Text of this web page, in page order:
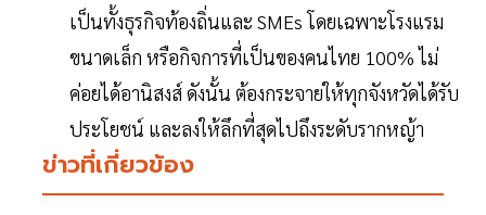
เป็นทั้งธุรกิจท้องถิ่นและ SMEs โดยเฉพาะโรงแรม
ขนาดเล็ก หรือกิจการที่เป็นของคนไทย 100% ไม่
ค่อยได้อานิสงส์ ดังนั้น ต้องกระจายให้ทุกจังหวัดได้รับ
ประโยชน์ และลงให้ลึกที่สุดไปถึงระดับรากหญ้า
ข่าวที่เกี่ยวข้อง